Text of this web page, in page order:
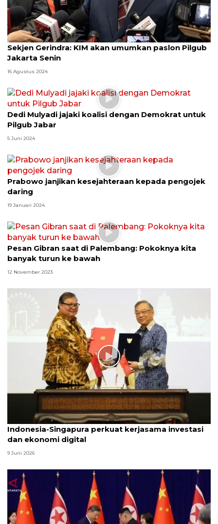
Sekjen Gerindra: KIM akan umumkan paslon Pilgub
Jakarta Senin
16 Agustus 2024
Dedi Mulyadi jajaki koalisi dengan Demokrat untuk
Pilgub Jabar
5 Juni 2024
Prabowo janjikan kesejahteraan kepada pengojek
daring
19 Januari 2024
Pesan Gibran saat di Palembang: Pokoknya kita
banyak turun ke bawah
12 November 2023
Indonesia-Singapura perkuat kerjasama investasi
dan ekonomi digital
9 Juni 2026